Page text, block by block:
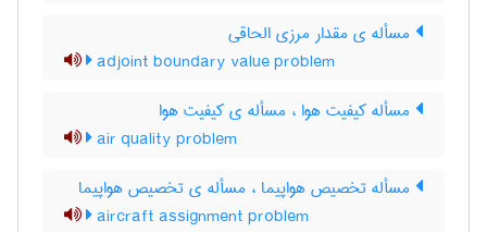
مسأله ی مقدار مرزی الحاقی
adjoint boundary value problem
مسأله کیفیت هوا ، مسأله ی کیفیت هوا
air quality problem
مسأله تخصیص هواپیما ، مسأله ی تخصیص هواپیما
aircraft assignment problem